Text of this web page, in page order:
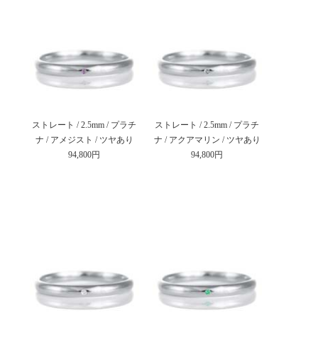
ストレート / 2.5mm / プラチ
ナ / アメジスト / ツヤあり
94,800円
ストレート / 2.5mm / プラチ
ナ / アクアマリン / ツヤあり
94,800円